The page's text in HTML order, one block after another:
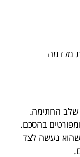
מקדמה
שלב החתימה.
בהסכם.
נעשה לצד